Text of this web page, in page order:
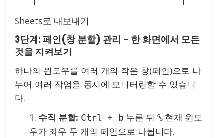
Sheets로 내보내기
3단계: 페인(창 분할) 관리 – 한 화면에서 모든
것을 지켜보기
하나의 윈도우를 여러 개의 작은 창(페인)으로 나
누어 여러 작업을 동시에 모니터링할 수 있습니
다.
수직 분할: Ctrl + b 누른 뒤 % 현재 윈도
우가 좌우 두 개의 페인으로 나뉩니다.